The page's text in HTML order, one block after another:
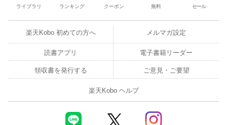
ライブラリ ランキング クーポン 無料 セール
楽天Kobo 初めての方へ メルマガ設定
読書アプリ 電子書籍リーダー
領収書を発行する ご意見・ご要望
楽天Kobo ヘルプ